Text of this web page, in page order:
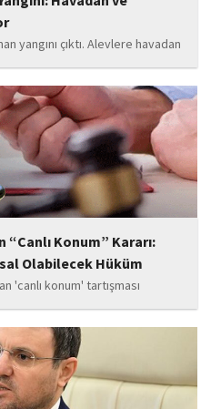
yangını çıktı. Alevlere havadan
“Canlı Konum” Kararı:
Olabilecek Hüküm
'canlı konum' tartışması
gün belirli saatlerde canlı
öne sürülen kadınla ilgili